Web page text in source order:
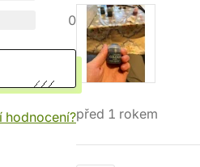
0
hodnocení?před 1 rokem